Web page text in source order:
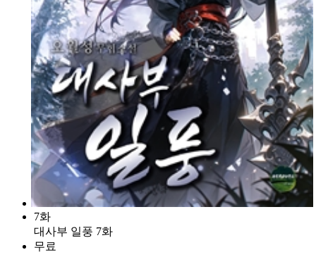
7화
대사부 일풍 7화
무료